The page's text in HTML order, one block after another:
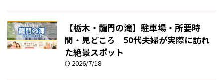
【栃木・龍門の滝】駐車場・所要時
間・見どころ｜50代夫婦が実際に訪れ
た絶景スポット
2026/7/18